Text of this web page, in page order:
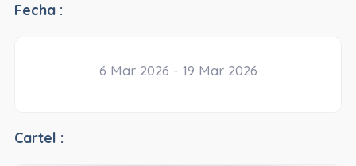
Fecha :
6 Mar 2026 - 19 Mar 2026
Cartel :